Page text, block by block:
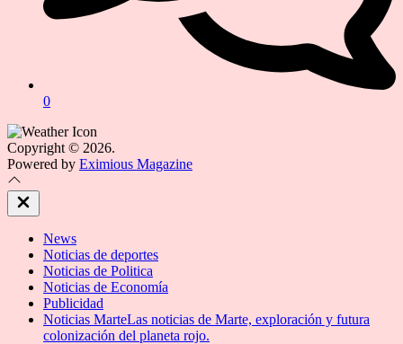
0
Copyright © 2026.
Powered by Eximious Magazine
Close
Off
News
Noticias de deportes
Noticias de Politica
Noticias de Economía
Publicidad
Noticias MarteLas noticias de Marte, exploración y futura
colonización del planeta rojo.